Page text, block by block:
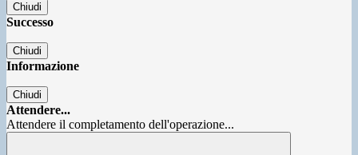
Chiudi
Successo
Chiudi
Informazione
Chiudi
Attendere...
Attendere il completamento dell'operazione...